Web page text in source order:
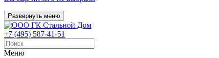
Развернуть меню
+7 (495) 587-41-51
Меню